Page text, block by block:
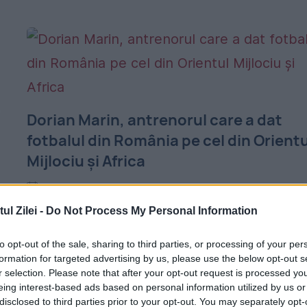
Zilei - Do Not Process My Personal Information
opt-out of the sale, sharing to third parties, or processing of your
for targeted advertising by us, please use the below opt-out
selection. Please note that after your opt-out request is processed
interest-based ads based on personal information utilized by us
to third parties prior to your opt-out. You may separately
Dorian Marin, antrenorul care a dat
fotbalul din România pe cel din
Mijlociu și Africa
31 IANUARIE 2015
EVZ vă prezintă povestea tehnicianului
român care a trăit experiențe formidabile
ultimii 14 ani în timp ce a lucrat în Siria,
Liban, Eritrea, Uganda, Ghana și Oman.